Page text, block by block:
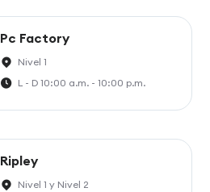
Pc Factory
Nivel 1
L - D 10:00 a.m. - 10:00 p.m.
Ripley
Nivel 1 y Nivel 2